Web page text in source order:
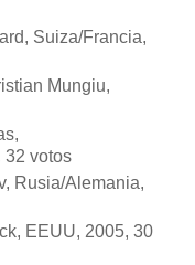
Suiza/Francia,
Mungiu,
32 votos
Rusia/Alemania,
EEUU, 2005, 30